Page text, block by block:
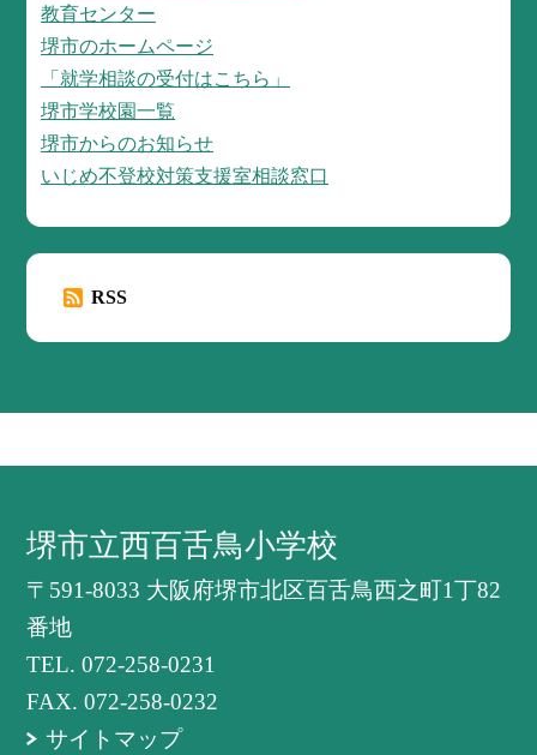
教育センター
堺市のホームページ
「就学相談の受付はこちら」
堺市学校園一覧
堺市からのお知らせ
いじめ不登校対策支援室相談窓口
RSS
堺市立西百舌鳥小学校
〒591-8033 大阪府堺市北区百舌鳥西之町1丁82
番地
TEL.072-258-0231
FAX. 072-258-0232
サイトマップ